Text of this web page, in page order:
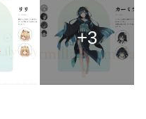
+3